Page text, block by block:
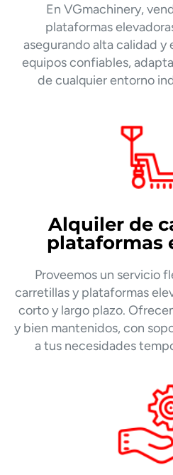
En VGmachinery,
plataformas
asegurando alta calidad
equipos confiables,
de cualquier entorno
Alquiler de
plataformas
Proveemos un servicio
carretillas y plataformas
corto y largo plazo.
y bien mantenidos, con
a tus necesidades